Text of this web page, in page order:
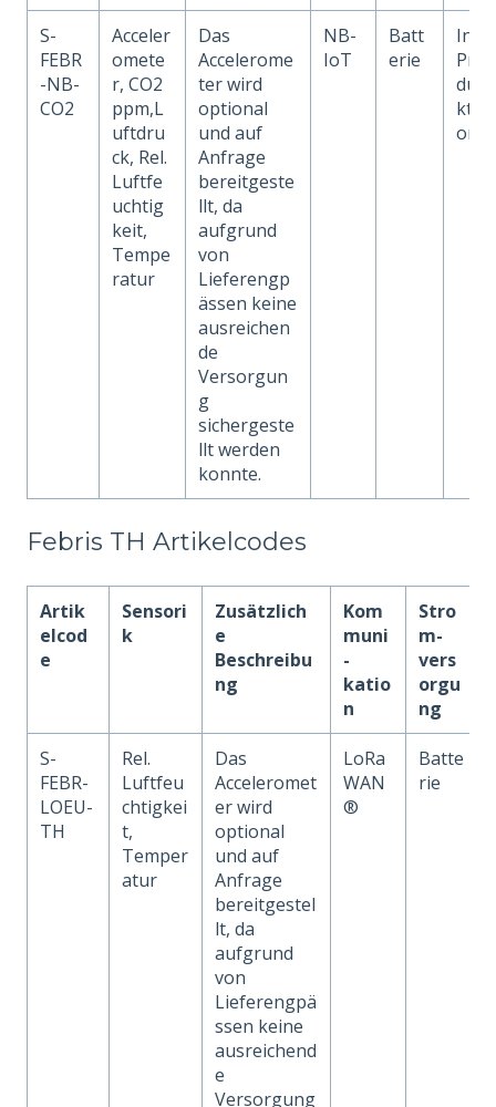
S-
FEBR
-NB-
CO2
Acceler
omete
r, CO2
ppm,L
uftdru
ck, Rel.
Luftfe
uchtig
keit,
Tempe
ratur
Das
Accelerome
ter wird
optional
und auf
Anfrage
bereitgeste
llt, da
aufgrund
von
Lieferengp
ässen keine
ausreichen
de
Versorgun
g
sichergeste
llt werden
konnte.
NB-
IoT
Batt
erie
In
Pro
du
kti
on
Febris TH Artikelcodes
Artik
elcod
e
Sensori
k
Zusätzlich
e
Beschreibu
ng
Kom
muni
-
katio
n
Stro
m-
vers
orgu
ng
S-
FEBR-
LOEU-
TH
Rel.
Luftfeu
chtigkei
t,
Temper
atur
Das
Acceleromet
er wird
optional
und auf
Anfrage
bereitgestel
lt, da
aufgrund
von
Lieferengpä
ssen keine
ausreichend
e
Versorgung
LoRa
WAN
®
Batte
rie